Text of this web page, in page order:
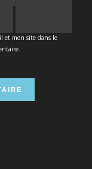
et mon site dans le